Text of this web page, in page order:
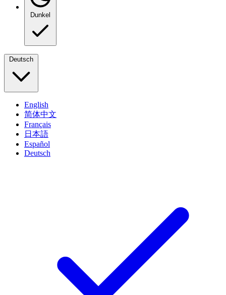
Dunkel
Deutsch
English
简体中文
Français
日本語
Español
Deutsch